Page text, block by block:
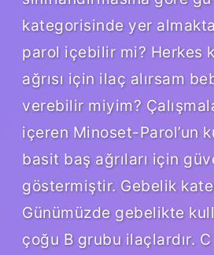
kategorisinde yer
parol içebilir mi? Herkes
ağrısı için ilaç alırsam
verebilir miyim?
içeren Minoset-Parol’un
basit baş ağrıları için
göstermiştir. Gebelik
Günümüzde gebelikte
çoğu B grubu ilaçlardır.